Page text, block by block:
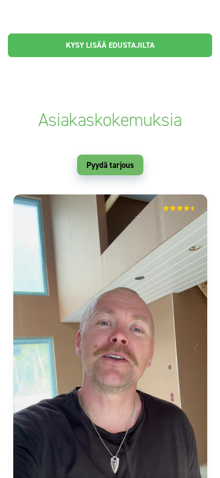
KYSY LISÄÄ EDUSTAJILTA
Asiakaskokemuksia
Pyydä tarjous